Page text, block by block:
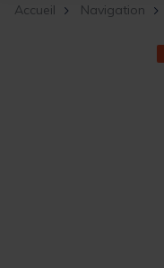
Accueil Navigation